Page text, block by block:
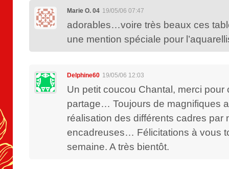
Marie O. 04 19/05/06 07:47
adorables…voire très beaux ces
une mention spéciale pour
Delphine60 19/05/06 12:03
Un petit coucou Chantal, merci pour
partage… Toujours de magnifiques
réalisation des différents cadres par
encadreuses… Félicitations à vous
semaine. A très bientôt.